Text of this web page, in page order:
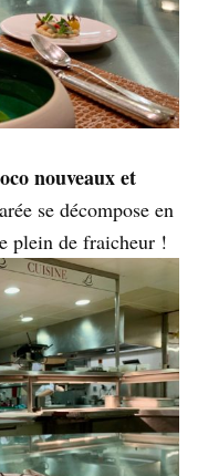
nouveaux et
se décompose en
plein de fraicheur !